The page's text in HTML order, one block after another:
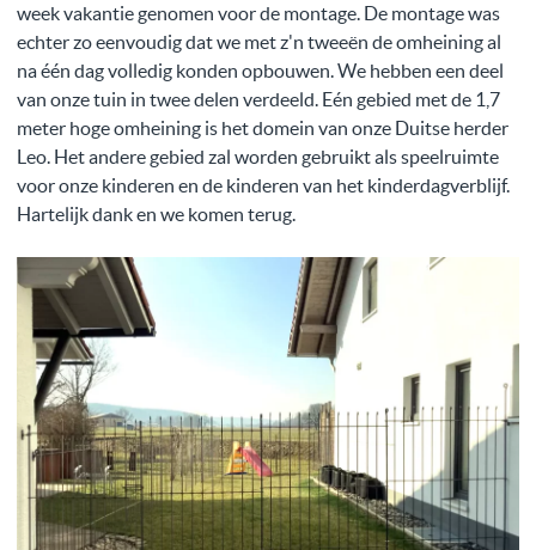
week vakantie genomen voor de montage. De montage was
echter zo eenvoudig dat we met z'n tweeën de omheining al
na één dag volledig konden opbouwen. We hebben een deel
van onze tuin in twee delen verdeeld. Eén gebied met de 1,7
meter hoge omheining is het domein van onze Duitse herder
Leo. Het andere gebied zal worden gebruikt als speelruimte
voor onze kinderen en de kinderen van het kinderdagverblijf.
Hartelijk dank en we komen terug.